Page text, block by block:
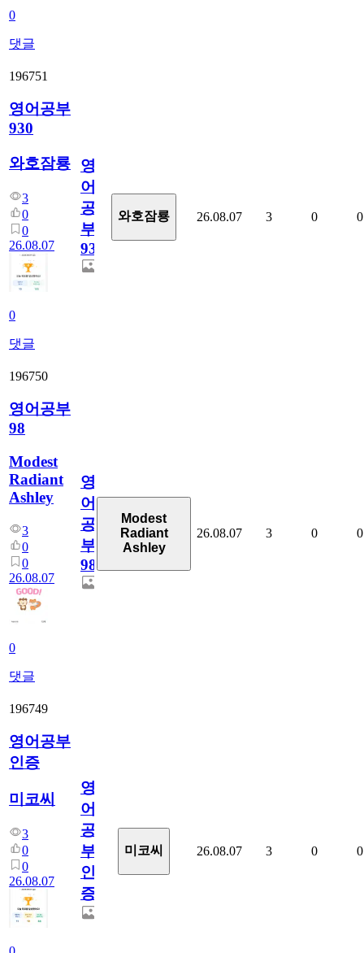
0
댓글
196751
영어공부
930
와호잠룡
3
0
0
26.08.07
0
댓글
영
어
공
부
930
와호잠룡 26.08.07 3 0 0
196750
영어공부
98
Modest
Radiant
Ashley
3
0
0
26.08.07
0
댓글
영
어
공
부
98
Modest
Radiant
Ashley
26.08.07 3 0 0
196749
영어공부
인증
미코씨
3
0
0
26.08.07
영
어
공
부
인
증
미코씨 26.08.07 3 0 0